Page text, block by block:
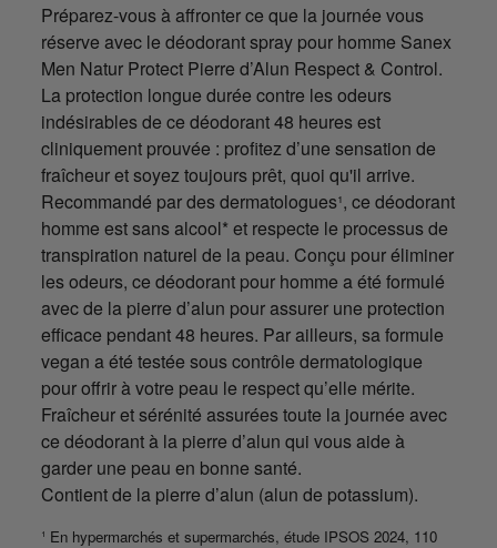
Préparez-vous à affronter ce que la journée vous
réserve avec le déodorant spray pour homme Sanex
Men Natur Protect Pierre d’Alun Respect & Control.
La protection longue durée contre les odeurs
indésirables de ce déodorant 48 heures est
cliniquement prouvée : profitez d’une sensation de
fraîcheur et soyez toujours prêt, quoi qu'il arrive.
Recommandé par des dermatologues¹, ce déodorant
homme est sans alcool* et respecte le processus de
transpiration naturel de la peau. Conçu pour éliminer
les odeurs, ce déodorant pour homme a été formulé
avec de la pierre d’alun pour assurer une protection
efficace pendant 48 heures. Par ailleurs, sa formule
vegan a été testée sous contrôle dermatologique
pour offrir à votre peau le respect qu’elle mérite.
Fraîcheur et sérénité assurées toute la journée avec
ce déodorant à la pierre d’alun qui vous aide à
garder une peau en bonne santé.
Contient de la pierre d’alun (alun de potassium).
¹ En hypermarchés et supermarchés, étude IPSOS 2024, 110